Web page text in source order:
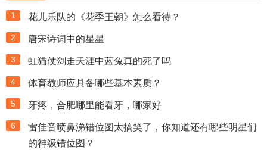
1 花儿乐队的《花季王朝》怎么看待？
2 唐宋诗词中的星星
3 虹猫仗剑走天涯中蓝兔真的死了吗
4 体育教师应具备哪些基本素质？
5 牙疼，合肥哪里能看牙，哪家好
6
雷佳音喷鼻涕错位图太搞笑了，你知道还有哪些明星们
的神级错位图？